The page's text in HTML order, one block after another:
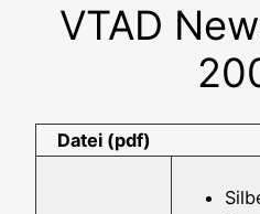
VTAD
Datei (pdf)